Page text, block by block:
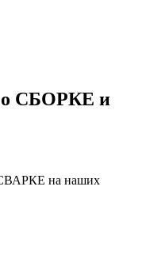
о СБОРКЕ и
на наших